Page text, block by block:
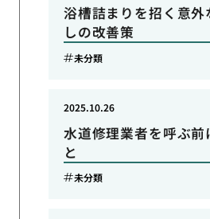
浴槽詰まりを招く意外
しの改善策
未分類
水道修理業者を呼ぶ前
と
2025.10.26
未分類